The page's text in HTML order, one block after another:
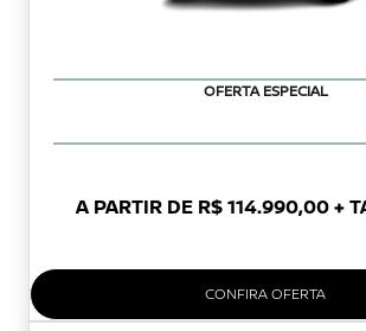
OFERTA ESPECIAL
A PARTIR DE R$ 114.990,00 +
CONFIRA OFERTA